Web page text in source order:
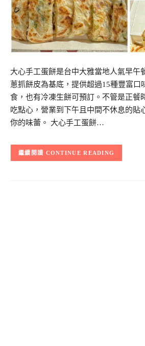
大心手工蛋餅是台中大雅當地人氣早午
蔥抓餅皮為基底，提供超過15種豐富口
食，也有冷凍生餅可預訂。不管是正餐
吃點心，營業到下午且中間不休息的貼
你的味蕾。 大心手工蛋餅…
CONTINUE READING